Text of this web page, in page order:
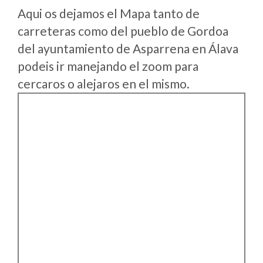
Aqui os dejamos el Mapa tanto de
carreteras como del pueblo de Gordoa
del ayuntamiento de Asparrena en Álava
podeis ir manejando el zoom para
cercaros o alejaros en el mismo.